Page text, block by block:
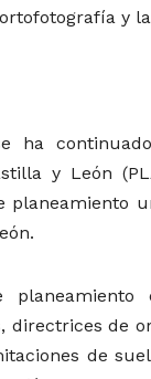
y
ha
y León
de
de